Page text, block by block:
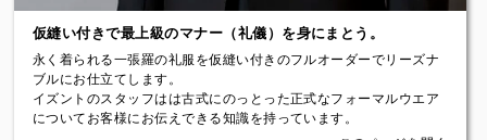
・キュプラ裏地：全てのスーツで高級裏地であるキュプラを使用し
袖裏・胴裏で違う柄を選べます
止めるループ：飾り的なディティール
・パンツシック：パンツの股の部分を補強するための布地。見えな
いところにもこだわっています
・わき汗止め：色の薄いスーツ生地などで脇汗が表にしみ出るのを
本来タキシードは夜の正礼服とされていますが、小物使いのアレン
ジによって最近では昼間にも使われることが増えています。明るめ
のアクセサリーで昼間に着用すれば「ちょいワル」な、かっこいい
新郎姿を演出できます。
【価格】
仮縫い付きで最上級のマナー（礼儀）を身にまとう。
永く着られる一張羅の礼服を仮縫い付きのフルオーダーでリーズナ
ブルにお仕立てします。
イズントのスタッフはは古式にのっとった正式なフォーマルウエア
についてお客様にお伝えできる知識を持っています。